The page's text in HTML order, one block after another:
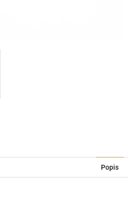
Popis